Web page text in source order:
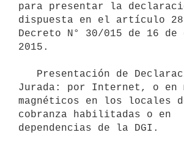
para presentar la
dispuesta en el artículo
Decreto N° 30/015 de 16 de
2015.
Jurada: por Internet, o en
magnéticos en los locales
cobranza habilitadas o en
dependencias de la DGI.